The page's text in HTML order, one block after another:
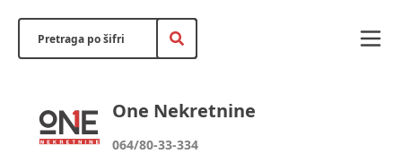
One Nekretnine
064/80-33-334